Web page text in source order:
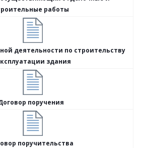
работы
деятельности по строительству
здания
поручения
поручительства